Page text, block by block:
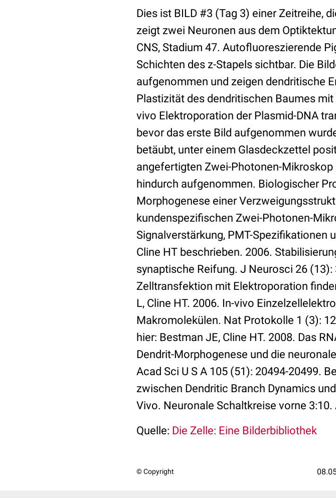
Dies ist BILD #3 (Tag 3) einer Zeitreihe,
zeigt zwei Neuronen aus dem
CNS, Stadium 47. Autofluoreszierende
Schichten des z-Stapels sichtbar. Die
aufgenommen und zeigen dendritische
Plastizität des dendritischen Baumes
vivo Elektroporation der Plasmid-DNA
bevor das erste Bild aufgenommen
betäubt, unter einem Glasdeckzettel
angefertigten Zwei-Photonen-
hindurch aufgenommen. Biologischer
Morphogenese einer
kundenspezifischen Zwei-Photonen-
Signalverstärkung, PMT-Spezifikationen
Cline HT beschrieben. 2006.
synaptische Reifung. J Neurosci 26
Zelltransfektion mit Elektroporation
L, Cline HT. 2006. In-vivo
Makromolekülen. Nat Protokolle 1 (3):
hier: Bestman JE, Cline HT. 2008. Das
Dendrit-Morphogenese und die
Acad Sci U S A 105 (51): 20494-20499.
zwischen Dendritic Branch Dynamics
Vivo. Neuronale Schaltkreise vorne 3:10.
Quelle: Die Zelle: Eine Bilderbibliothek
© Copyright